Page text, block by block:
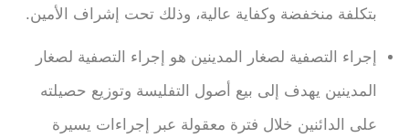
بتكلفة منخفضة وكفاية عالية، وذلك تحت إشراف الأمين.
إجراء التصفية لصغار المدينين هو إجراء التصفية لصغار
المدينين يهدف إلى بيع أصول التفليسة وتوزيع حصيلته
على الدائنين خلال فترة معقولة عبر إجراءات يسيرة